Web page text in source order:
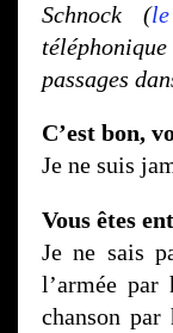
Schnock (
passages
C’est bon,
Je ne suis
Vous êtes
Je ne sais
l’armée par
chanson